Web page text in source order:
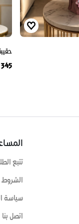
345 ر.ق.
تتبع
الشروط
سياسة
اتصل بنا